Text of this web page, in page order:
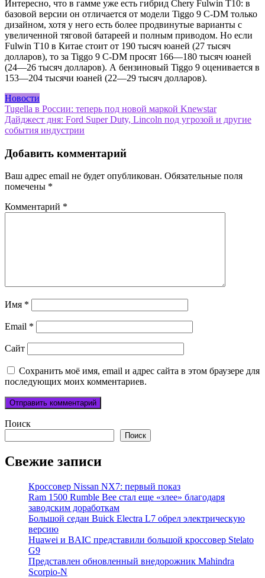
Интересно, что в гамме уже есть гибрид Chery Fulwin T10: в
базовой версии он отличается от модели Tiggo 9 C-DM только
дизайном, хотя у него есть более продвинутые варианты с
увеличенной тяговой батареей и полным приводом. Но если
Fulwin T10 в Китае стоит от 190 тысяч юаней (27 тысяч
долларов), то за Tiggo 9 C-DM просят 166—180 тысяч юаней
(24—26 тысяч долларов). А бензиновый Tiggo 9 оценивается в
153—204 тысячи юаней (22—29 тысяч долларов).
Новости
Навигация
по
Tugella в России: теперь под новой маркой Knewstar
Дайджест дня: Ford Super Duty, Lincoln под угрозой и другие
события индустрии
Добавить комментарий
Ваш адрес email не будет опубликован. Обязательные поля
помечены *
Комментарий *
Имя *
Email *
Сайт
Сохранить моё имя, email и адрес сайта в этом браузере для
последующих моих комментариев.
Поиск
Поиск
Свежие записи
Кроссовер Nissan NX7: первый показ
Ram 1500 Rumble Bee стал еще «злее» благодаря
заводским доработкам
Большой седан Buick Electra L7 обрел электрическую
версию
Huawei и BAIC представили большой кроссовер Stelato
G9
Представлен обновленный внедорожник Mahindra
Scorpio-N